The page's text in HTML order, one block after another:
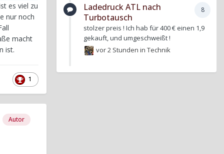
es viel zu
nur noch
macht
ist.
1
Autor
8
Ladedruck ATL nach
Turbotausch
stolzer preis ! Ich hab für 400 € einen 1,9
gekauft, und umgeschweißt !
vor 2 Stunden inTechnik